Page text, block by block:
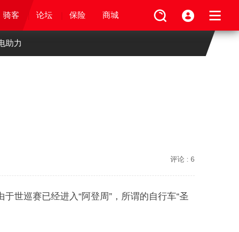
论坛 保险 商城
视频 论坛 保险 商城
骑客 论坛 保险 商城
骑客 论坛 保险 商城
助力
评论 : 6
世巡赛已经进入“阿登周”，所谓的自行车“圣